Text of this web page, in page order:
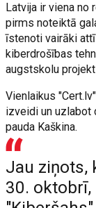
Latvija ir viena
pirms noteiktā
īstenoti vairāki
kiberdrošības
augstskolu
Vienlaikus
izveidi un uzlabot
pauda Kaškina.
Jau ziņots,
30.